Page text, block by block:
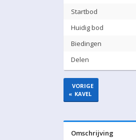
Startbod
Huidig bod
Biedingen
Delen
«
VORIGE
KAVEL
Omschrijving